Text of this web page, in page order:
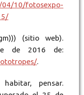
10/fotosexpo-
(sitio web).
de 2016 de:
.
habitar, pensar.